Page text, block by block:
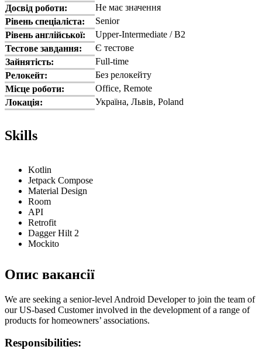
Досвід роботи:
Не має значення
Рівень спеціаліста:
Senior
Рівень англійської:
Upper-Intermediate / B2
Тестове завдання:
Є тестове
Зайнятість:
Full-time
Релокейт:
Без релокейту
Місце роботи:
Office, Remote
Локація:
Україна, Львів, Poland
Skills
Kotlin
Jetpack Compose
Material Design
Room
API
Retrofit
Dagger Hilt 2
Mockito
Опис вакансії
We are seeking a senior-level Android Developer to join the team of
our US-based Customer involved in the development of a range of
products for homeowners’ associations.
Responsibilities: